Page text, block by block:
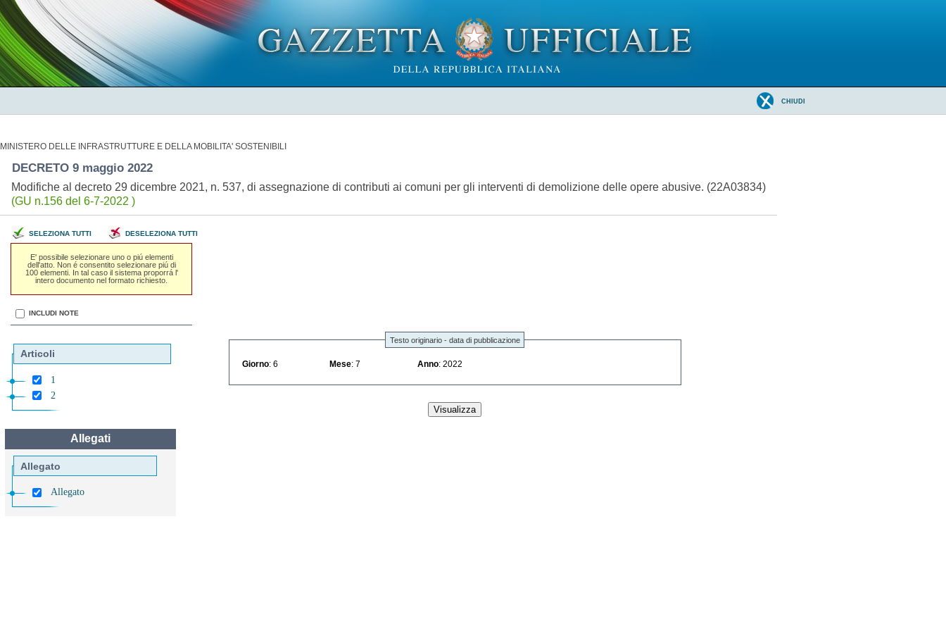
CHIUDI
MINISTERO DELLE INFRASTRUTTURE E DELLA MOBILITA' SOSTENIBILI
DECRETO 9 maggio 2022
Modifiche al decreto 29 dicembre 2021, n. 537, di assegnazione di contributi ai comuni per gli interventi di demolizione delle opere abusive. (22A03834)
(GU n.156 del 6-7-2022 )
SELEZIONA TUTTI DESELEZIONA TUTTI
E' possibile selezionare uno o piú elementi
dell'atto. Non é consentito selezionare piú di
100 elementi. In tal caso il sistema proporrá l'
intero documento nel formato richiesto.
INCLUDI NOTE
Articoli
1
2
Allegati
Allegato
Allegato
Testo originario - data di pubblicazione
Giorno : 6 Mese : 7 Anno : 2022